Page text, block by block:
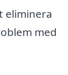
eliminera
med